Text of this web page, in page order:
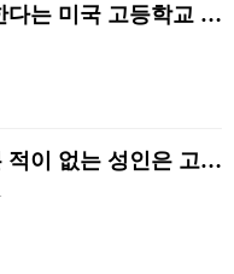
꽤 좋은편에 속한다는 미국 고등학교 급식.mp4
성관계를 가져본 적이 없는 성인은 고작 1%다